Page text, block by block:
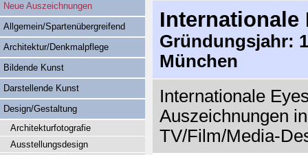
Internationale
Gründungsjahr:
München
Internationale
Auszeichnungen
TV/Film/Media-
Neue Auszeichnungen
Allgemein/Spartenübergreifend
Architektur/Denkmalpflege
Bildende Kunst
Darstellende Kunst
Design/Gestaltung
Architekturfotografie
Ausstellungsdesign